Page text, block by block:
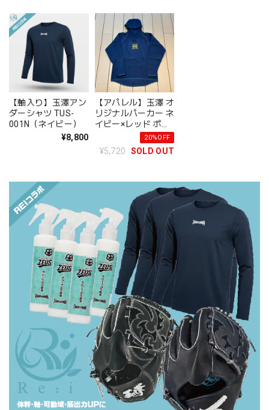
【軸入り】玉澤アン
ダーシャツ TUS-
001N（ネイビー）
¥8,800
【アパレル】玉澤 オ
リジナルパーカー ネ
イビー×レッド ポリ
エステル素材 裏起
毛 品番：TP-200
20%OFF
¥5,720 SOLD OUT